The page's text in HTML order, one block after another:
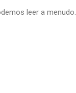
leer a menudo.